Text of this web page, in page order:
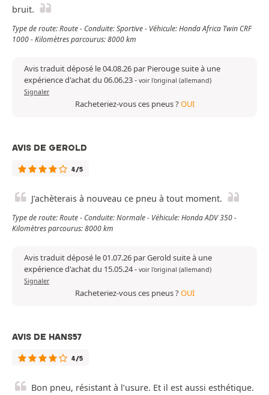
bruit.
Type de route: Route - Conduite: Sportive - Véhicule: Honda Africa Twin CRF
1000 - Kilomètres parcourus: 8000 km
Avis traduit déposé le 04.08.26 par Pierouge suite à une
expérience d'achat du 06.06.23- voir l'original (allemand)
Signaler
Racheteriez-vous ces pneus ?OUI
AVIS DE GEROLD
4/5
J’achèterais à nouveau ce pneu à tout moment.
Type de route: Route - Conduite: Normale - Véhicule: Honda ADV 350 -
Kilomètres parcourus: 8000 km
Avis traduit déposé le 01.07.26 par Gerold suite à une
expérience d'achat du 15.05.24- voir l'original (allemand)
Signaler
Racheteriez-vous ces pneus ?OUI
AVIS DE HANS57
4/5
Bon pneu, résistant à l’usure. Et il est aussi esthétique.